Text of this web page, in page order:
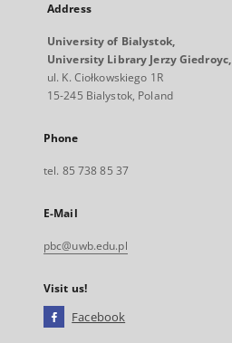
Address
University of Bialystok,
University Library Jerzy Giedroyc,
ul. K. Ciołkowskiego 1R
15-245 Bialystok, Poland
Phone
tel. 85 738 85 37
E-Mail
pbc@uwb.edu.pl
Visit us!
Facebook